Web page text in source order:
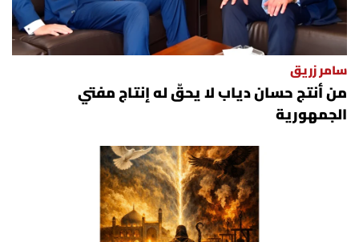
سامر زريق
من أنتج حسان دياب لا يحقّ له إنتاج مفتي
الجمهورية